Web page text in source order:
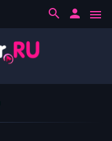
menu
person
search